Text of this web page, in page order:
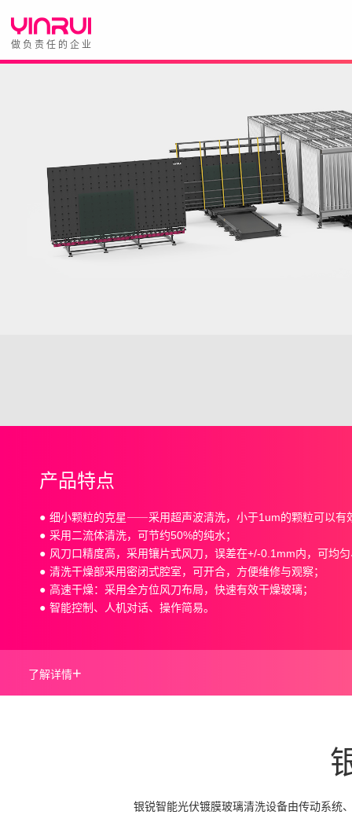
做负责任的企业
产品特点
细小颗粒的克星⸺采用超声波清洗，小于1um的颗粒可以有
采用二流体清洗，可节约50%的纯水；
风刀口精度高，采用镶片式风刀，误差在+/-0.1mm内，可均
清洗干燥部采用密闭式腔室，可开合，方便维修与观察；
高速干燥：采用全方位风刀布局，快速有效干燥玻璃；
智能控制、人机对话、操作简易。
了解详情+
银锐智能光伏镀膜玻璃清洗设备由传动系统